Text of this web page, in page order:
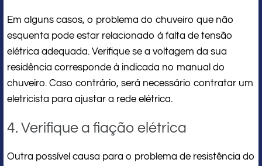
Em alguns casos, o problema do chuveiro que não
esquenta pode estar relacionado à falta de tensão
elétrica adequada. Verifique se a voltagem da sua
residência corresponde à indicada no manual do
chuveiro. Caso contrário, será necessário contratar um
eletricista para ajustar a rede elétrica.
4. Verifique a fiação elétrica
Outra possível causa para o problema de resistência do